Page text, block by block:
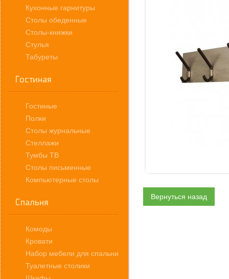
Кухонные гарнитуры
Столы обеденные
Столы-книжки
Стулья
Табуреты
Гостиная
Гостиные
Полки
Столы журнальные
Стеллажи
Тумбы ТВ
Столы письменные
Компьютерные столы
Спальня
Комоды
Кровати
Набор мебели для спальни
Туалетные столики
Вернуться назад